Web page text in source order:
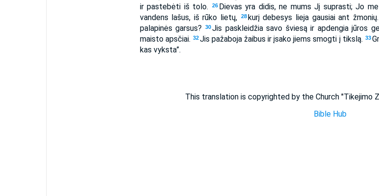
ir pastebėti iš tolo.
26 Dievas yra didis, ne mums Jį suprasti; Jo
vandens lašus, iš rūko lietų,
28kurį debesys lieja gausiai ant žmonių.
palapinės garsus?
30 Jis paskleidžia savo šviesą ir apdengia jūros
maisto apsčiai. 32Jis pažaboja žaibus ir įsako jiems smogti į tikslą. 33
kas vyksta”.
This translation is copyrighted by the Church "Tikejimo
Bible Hub